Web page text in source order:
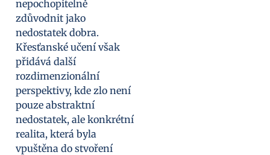
nepochopitelně
zdůvodnit jako
nedostatek dobra.
Křesťanské učení však
přidává další
rozdimenzionální
perspektivy, kde zlo není
pouze abstraktní
nedostatek, ale konkrétní
realita, která byla
vpuštěna do stvoření